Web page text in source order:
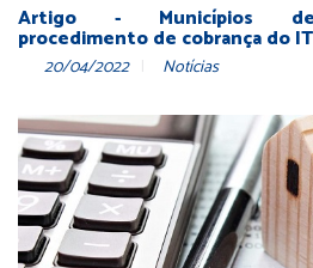
Artigo - Municípios
procedimento de cobrança do
20/04/2022 Notícias